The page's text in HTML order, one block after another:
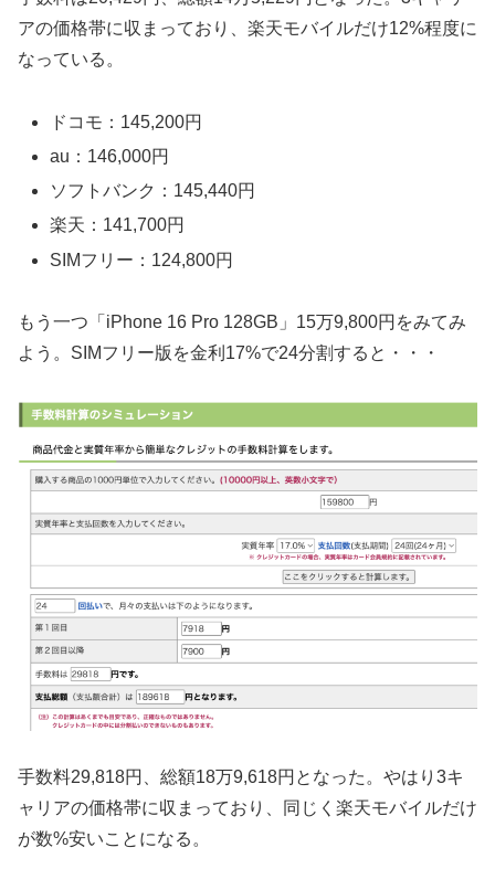
アの価格帯に収まっており、楽天モバイルだけ12%程度に
なっている。
ドコモ：145,200円
au：146,000円
ソフトバンク：145,440円
楽天：141,700円
SIMフリー：124,800円
もう一つ「iPhone 16 Pro 128GB」15万9,800円をみてみ
よう。SIMフリー版を金利17%で24分割すると・・・
手数料29,818円、総額18万9,618円となった。やはり3キ
ャリアの価格帯に収まっており、同じく楽天モバイルだけ
が数%安いことになる。